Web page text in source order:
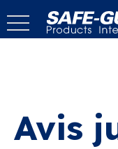
au
Avis